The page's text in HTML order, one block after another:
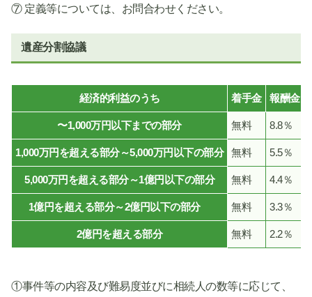
⑦ 定義等については、お問合わせください。
遺産分割協議
経済的利益のうち 着手金 報酬金
〜1,000万円以下までの部分 無料 8.8％
1,000万円を超える部分～5,000万円以下の部分 無料 5.5％
5,000万円を超える部分～1億円以下の部分 無料 4.4％
1億円を超える部分～2億円以下の部分 無料 3.3％
2億円を超える部分 無料 2.2％
①事件等の内容及び難易度並びに相続人の数等に応じて、